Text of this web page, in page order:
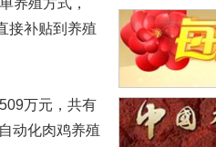
养殖方式，
接补贴到养殖
万元，共有
动化肉鸡养殖